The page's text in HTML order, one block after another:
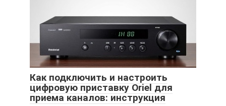
Как подключить и настроить
цифровую приставку Oriel для
приема каналов: инструкция